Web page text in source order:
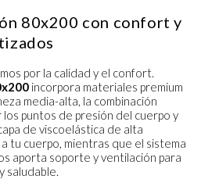
80x200 con confort y
por la calidad y el confort.
incorpora materiales premium
media-alta, la combinación
puntos de presión del cuerpo y
de viscoelástica de alta
tu cuerpo, mientras que el sistema
aporta soporte y ventilación para
saludable.